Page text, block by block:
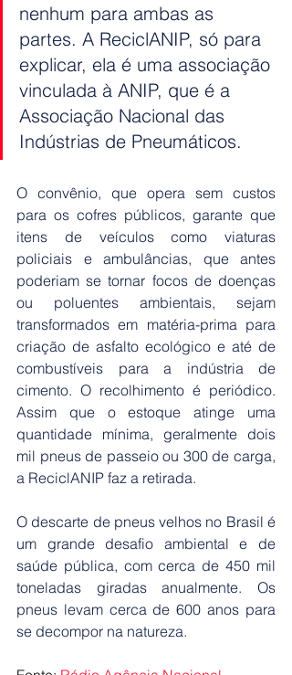
nenhum para ambas as
partes. A ReciclANIP, só para
explicar, ela é uma associação
vinculada à ANIP, que é a
Associação Nacional das
Indústrias de Pneumáticos.
O convênio, que opera sem custos
para os cofres públicos, garante que
itens de veículos como viaturas
policiais e ambulâncias, que antes
poderiam se tornar focos de doenças
ou poluentes ambientais, sejam
transformados em matéria-prima para
criação de asfalto ecológico e até de
combustíveis para a indústria de
cimento. O recolhimento é periódico.
Assim que o estoque atinge uma
quantidade mínima, geralmente dois
mil pneus de passeio ou 300 de carga,
a ReciclANIP faz a retirada.
O descarte de pneus velhos no Brasil é
um grande desafio ambiental e de
saúde pública, com cerca de 450 mil
toneladas giradas anualmente. Os
pneus levam cerca de 600 anos para
se decompor na natureza.